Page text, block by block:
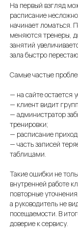
На первый взгляд
расписание
начинает ломаться.
меняются тренеры,
занятий
зала быстро
Самые частые
— на сайте остается
— клиент видит
— администратор
тренировки;
— расписание
— часть записей
таблицами.
Такие ошибки не
внутренней работе
повторные
а руководитель не
посещаемости. В
доверие к сервису.